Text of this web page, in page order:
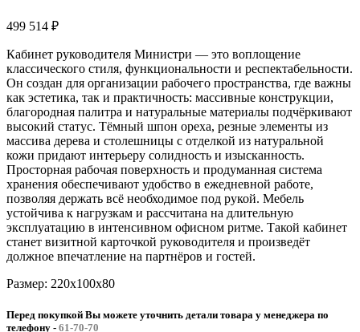
499 514 ₽
Кабинет руководителя Министри — это воплощение
классического стиля, функциональности и респектабельности.
Он создан для организации рабочего пространства, где важны
как эстетика, так и практичность: массивные конструкции,
благородная палитра и натуральные материалы подчёркивают
высокий статус. Тёмный шпон ореха, резные элементы из
массива дерева и столешницы с отделкой из натуральной
кожи придают интерьеру солидность и изысканность.
Просторная рабочая поверхность и продуманная система
хранения обеспечивают удобство в ежедневной работе,
позволяя держать всё необходимое под рукой. Мебель
устойчива к нагрузкам и рассчитана на длительную
эксплуатацию в интенсивном офисном ритме. Такой кабинет
станет визитной карточкой руководителя и произведёт
должное впечатление на партнёров и гостей.
Размер: 220x100x80
Перед покупкой Вы можете уточнить детали товара у менеджера по
телефону - 61-70-70